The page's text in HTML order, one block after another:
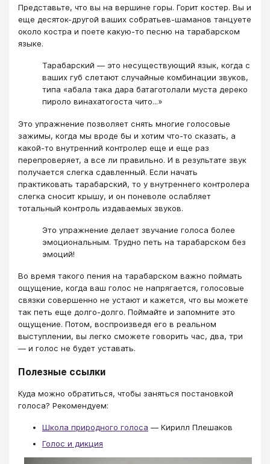
Представьте, что вы на вершине горы. Горит костер. Вы и
еще десяток-другой ваших собратьев-шаманов танцуете
около костра и поете какую-то песню на тарабарском
языке.
Тарабарский ― это несуществующий язык, когда с
ваших губ слетают случайные комбинации звуков,
типа «абала така дара батаготолали муста дереко
пироло винахатогоста чито...»
Это упражнение позволяет снять многие голосовые
зажимы, когда мы вроде бы и хотим что-то сказать, а
какой-то внутренний контролер еще и еще раз
перепроверяет, а все ли правильно. И в результате звук
получается слегка сдавленный. Если начать
практиковать тарабарский, то у внутреннего контролера
слегка сносит крышу, и он поневоле ослабляет
тотальный контроль издаваемых звуков.
Это упражнение делает звучание голоса более
эмоциональным. Трудно петь на тарабарском без
эмоций!
Во время такого пения на тарабарском важно поймать
ощущение, когда ваш голос не напрягается, голосовые
связки совершенно не устают и кажется, что вы можете
так петь еще долго-долго. Поймайте и запомните это
ощущение. Потом, воспроизведя его в реальном
выступлении, вы легко сможете говорить час, два, три
― и голос не будет уставать.
Полезные ссылки
Куда можно обратиться, чтобы заняться постановкой
голоса? Рекомендуем:
Школа природного голоса ― Кирилл Плешаков
Голос и дикция